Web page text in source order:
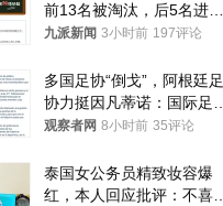
前13名被淘汰，后5名进体
检，被疑萝卜岗，官方通
九派新闻 3小时前 197评论
多国足协“倒戈”，阿根廷足
协力挺因凡蒂诺：国际足联
今后应继续在其领导下前行
观察者网 8小时前 35评论
泰国女公务员精致妆容爆
红，本人回应批评：不喜欢